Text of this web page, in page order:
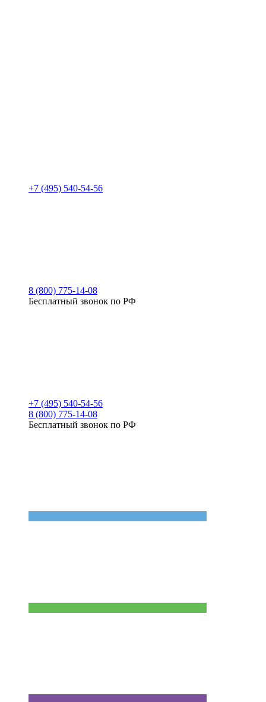
+7 (495) 540-54-56
8 (800) 775-14-08
Бесплатный звонок по РФ
+7 (495) 540-54-56
8 (800) 775-14-08
Бесплатный звонок по РФ